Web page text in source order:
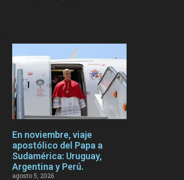
En noviembre, viaje
apostólico del Papa a
Sudamérica: Uruguay,
Argentina y Perú.
agosto 5, 2026